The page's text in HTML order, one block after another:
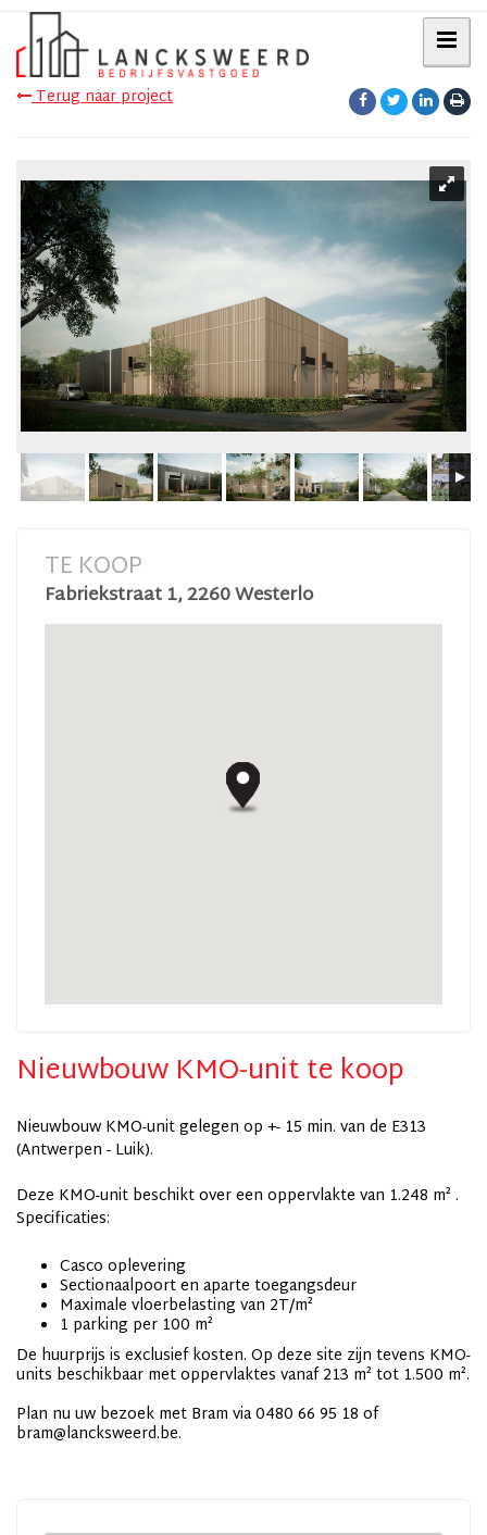
Terug naar project
TE KOOP
Fabriekstraat 1, 2260 Westerlo
Nieuwbouw KMO-unit te koop
Nieuwbouw KMO-unit gelegen op +- 15 min. van de E313
(Antwerpen - Luik).
Deze KMO-unit beschikt over een oppervlakte van 1.248 m² .
Specificaties:
Casco oplevering
Sectionaalpoort en aparte toegangsdeur
Maximale vloerbelasting van 2T/m²
1 parking per 100 m²
De huurprijs is exclusief kosten. Op deze site zijn tevens KMO-
units beschikbaar met oppervlaktes vanaf 213 m² tot 1.500 m².
Plan nu uw bezoek met Bram via 0480 66 95 18 of
bram@lancksweerd.be.